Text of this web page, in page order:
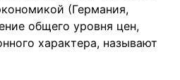
(Германия,
общего уровня цен,
характера, называют